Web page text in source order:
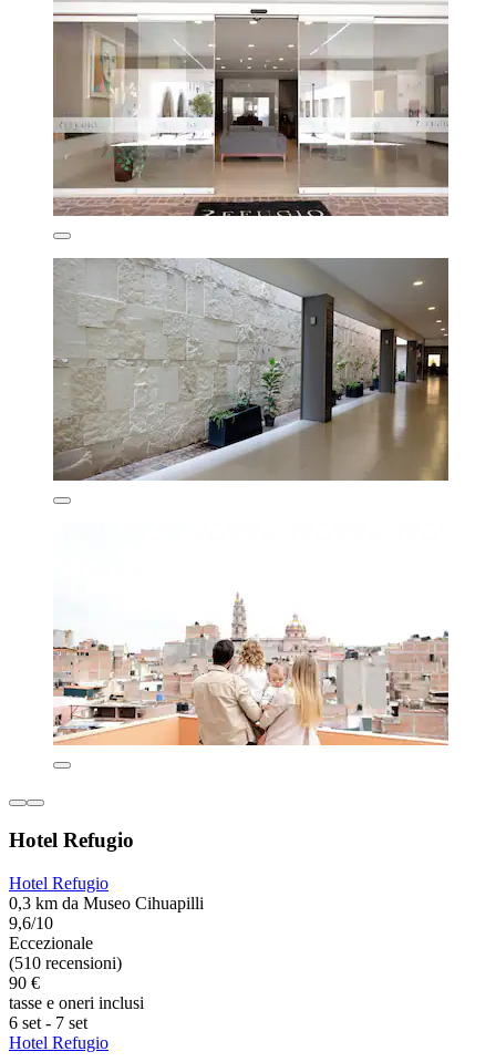
Hotel Refugio
Hotel Refugio
0,3 km da Museo Cihuapilli
9,6/10
Eccezionale
(510 recensioni)
90 €
tasse e oneri inclusi
6 set - 7 set
Hotel Refugio